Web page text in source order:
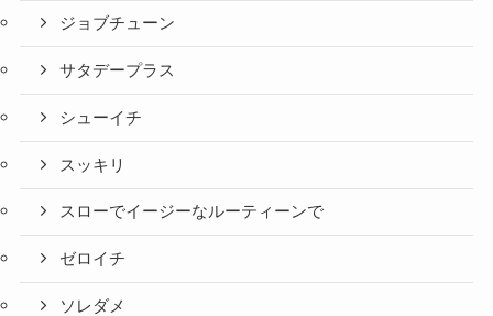
ジョブチューン
サタデープラス
シューイチ
スッキリ
スローでイージーなルーティーンで
ゼロイチ
ソレダメ